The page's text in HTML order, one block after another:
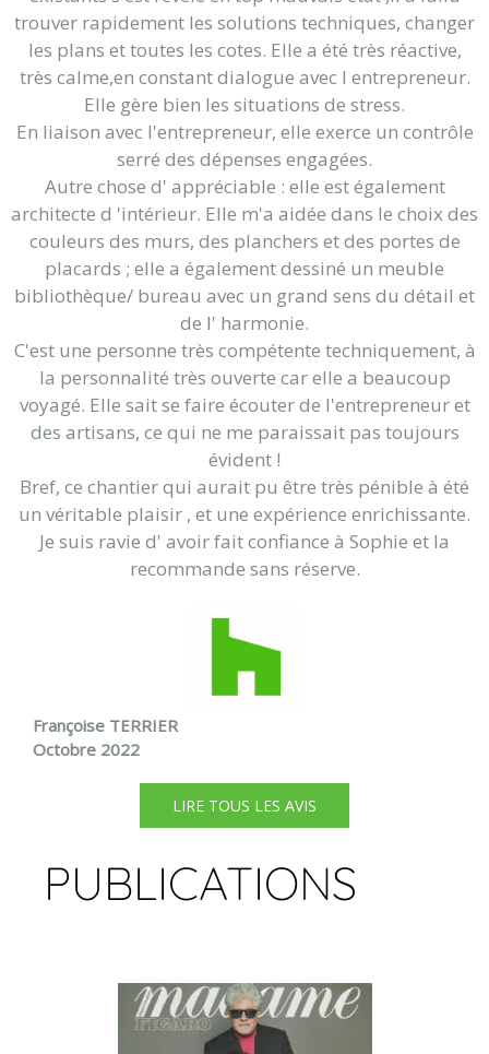
trouver rapidement les solutions techniques, changer
les plans et toutes les cotes. Elle a été très réactive,
très calme,en constant dialogue avec l entrepreneur.
Elle gère bien les situations de stress.
En liaison avec l'entrepreneur, elle exerce un contrôle
serré des dépenses engagées.
Autre chose d' appréciable : elle est également
architecte d 'intérieur. Elle m'a aidée dans le choix des
couleurs des murs, des planchers et des portes de
placards ; elle a également dessiné un meuble
bibliothèque/ bureau avec un grand sens du détail et
de l' harmonie.
C'est une personne très compétente techniquement, à
la personnalité très ouverte car elle a beaucoup
voyagé. Elle sait se faire écouter de l'entrepreneur et
des artisans, ce qui ne me paraissait pas toujours
évident !
Bref, ce chantier qui aurait pu être très pénible à été
un véritable plaisir , et une expérience enrichissante.
Je suis ravie d' avoir fait confiance à Sophie et la
recommande sans réserve.
Françoise TERRIER
Octobre 2022
LIRE TOUS LES AVIS
PUBLICATIONS